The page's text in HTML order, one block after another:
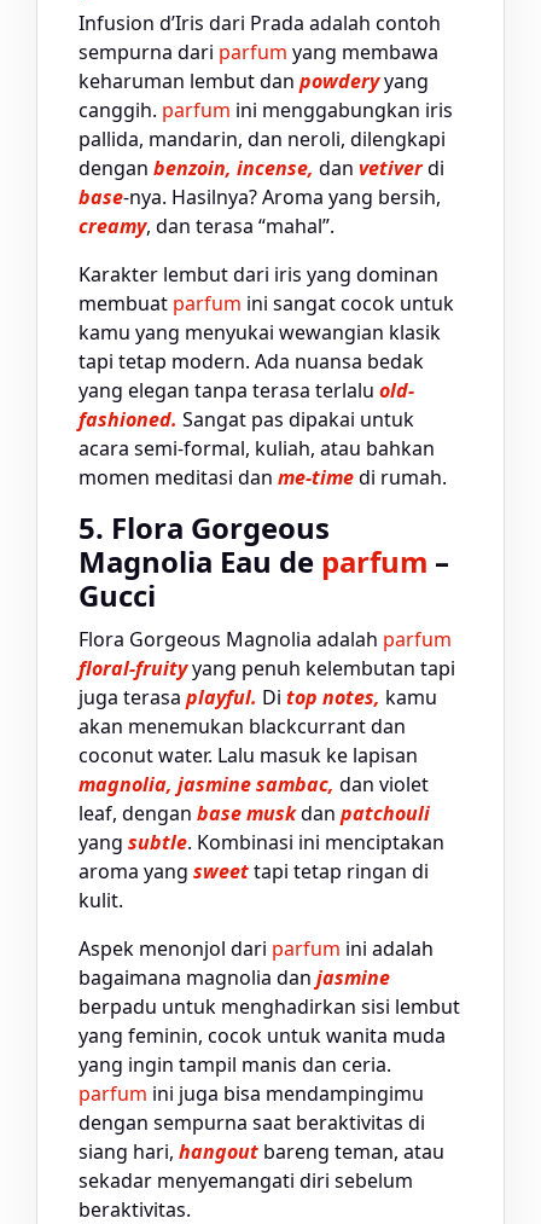
Infusion d’Iris dari Prada adalah contoh
sempurna dari parfum yang membawa
keharuman lembut dan powderyyang
canggih. parfum ini menggabungkan iris
pallida, mandarin, dan neroli, dilengkapi
dengan benzoin, incense, dan vetiverdi
base-nya. Hasilnya? Aroma yang bersih,
creamy, dan terasa “mahal”.
Karakter lembut dari iris yang dominan
membuat parfum ini sangat cocok untuk
kamu yang menyukai wewangian klasik
tapi tetap modern. Ada nuansa bedak
yang elegan tanpa terasa terlalu old-
fashioned. Sangat pas dipakai untuk
acara semi-formal, kuliah, atau bahkan
momen meditasi dan me-timedi rumah.
5. Flora Gorgeous
Magnolia Eau de parfum –
Gucci
Flora Gorgeous Magnolia adalah parfum
floral-fruityyang penuh kelembutan tapi
juga terasa playful. Di top notes, kamu
akan menemukan blackcurrant dan
coconut water. Lalu masuk ke lapisan
magnolia, jasmine sambac, dan violet
leaf, dengan base muskdan patchouli
yang subtle. Kombinasi ini menciptakan
aroma yang sweettapi tetap ringan di
kulit.
Aspek menonjol dari parfum ini adalah
bagaimana magnolia dan jasmine
berpadu untuk menghadirkan sisi lembut
yang feminin, cocok untuk wanita muda
yang ingin tampil manis dan ceria.
parfum ini juga bisa mendampingimu
dengan sempurna saat beraktivitas di
siang hari, hangout bareng teman, atau
sekadar menyemangati diri sebelum
beraktivitas.